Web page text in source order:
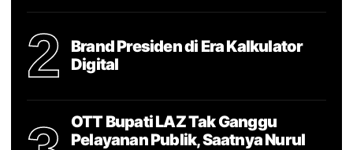
2
Brand Presiden di Era Kalkulator
Digital
OTT Bupati LAZ Tak Ganggu
Pelayanan Publik, Saatnya Nurul